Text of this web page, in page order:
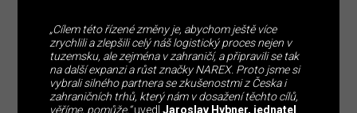
„Cílem této řízené změny je, abychom ještě více
zrychlili a zlepšili celý náš logistický proces nejen v
tuzemsku, ale zejména v zahraničí, a připravili se tak
na další expanzi a růst značky NAREX. Proto jsme si
vybrali silného partnera se zkušenostmi z Česka i
zahraničních trhů, který nám v dosažení těchto cílů,
věříme, pomůže,“uvedlJaroslav Hybner, jednatel